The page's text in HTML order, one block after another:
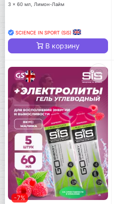
3 x 60 мл, Лимон-Лайм
SCIENCE IN SPORT (SiS)
В корзину
-7%